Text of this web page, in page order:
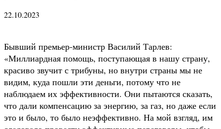
22.10.2023
Бывший премьер-министр Василий Тарлев:
«Миллиардная помощь, поступающая в нашу страну,
красиво звучит с трибуны, но внутри страны мы не
видим, куда пошли эти деньги, потому что не
наблюдаем их эффективности. Они пытаются сказать,
что дали компенсацию за энергию, за газ, но даже если
это и было, то было неэффективно. На мой взгляд, им